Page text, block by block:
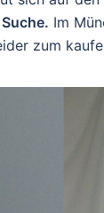
Im
zum